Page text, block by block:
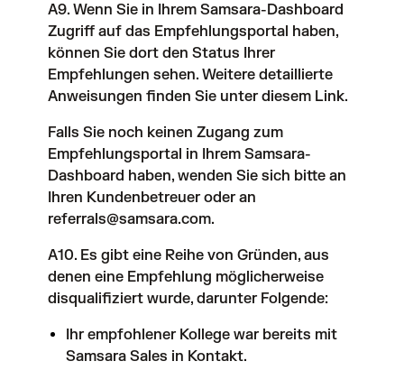
A9. Wenn Sie in Ihrem Samsara-Dashboard
Zugriff auf das Empfehlungsportal haben,
können Sie dort den Status Ihrer
Empfehlungen sehen. Weitere detaillierte
Anweisungen finden Sie unter diesem Link.
Falls Sie noch keinen Zugang zum
Empfehlungsportal in Ihrem Samsara-
Dashboard haben, wenden Sie sich bitte an
Ihren Kundenbetreuer oder an
referrals@samsara.com.
A10. Es gibt eine Reihe von Gründen, aus
denen eine Empfehlung möglicherweise
disqualifiziert wurde, darunter Folgende:
Ihr empfohlener Kollege war bereits mit
Samsara Sales in Kontakt.